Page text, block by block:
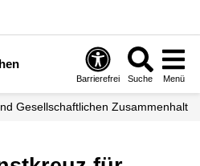
Barrierefrei Suche Menü
Gesellschaftlichen Zusammenhalt